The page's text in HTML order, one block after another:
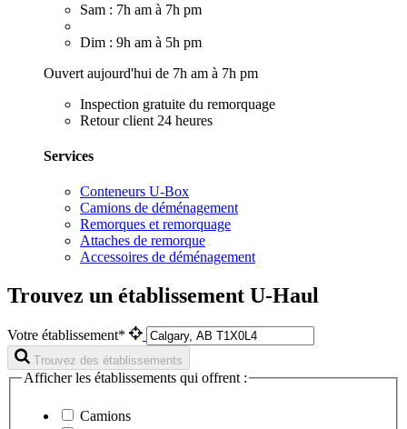
Sam : 7h am à 7h pm
Dim : 9h am à 5h pm
Ouvert aujourd'hui de 7h am à 7h pm
Inspection gratuite du remorquage
Retour client 24 heures
Services
Conteneurs U-Box
Camions de déménagement
Remorques et remorquage
Attaches de remorque
Accessoires de déménagement
Trouvez un établissement U-Haul
Votre établissement*
Trouvez des établissements
Afficher les établissements qui offrent :
Camions